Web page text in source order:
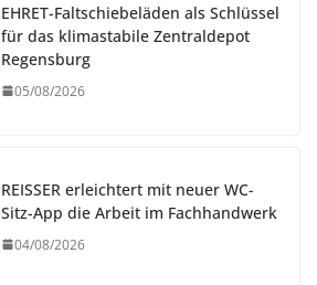
EHRET-Faltschiebeläden als Schlüssel
für das klimastabile Zentraldepot
Regensburg
05/08/2026
REISSER erleichtert mit neuer WC-
Sitz-App die Arbeit im Fachhandwerk
04/08/2026